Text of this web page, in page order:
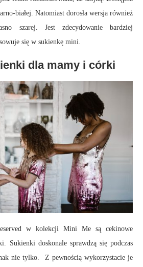
białej. Natomiast dorosła wersja również
szarej. Jest zdecydowanie bardziej
się w sukienkę mini.
dla mamy i córki
w kolekcji Mini Me są cekinowe
Sukienki doskonale sprawdzą się podczas
nie tylko. Z pewnością wykorzystacie je